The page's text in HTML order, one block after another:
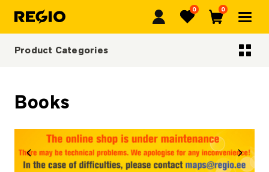
Regio Favorites
0
Cart
0
Books
Next
Product Categories